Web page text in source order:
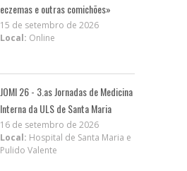
eczemas e outras comichões»
15 de setembro de 2026
Local: Online
JOMI 26 - 3.as Jornadas de Medicina
Interna da ULS de Santa Maria
16 de setembro de 2026
Local: Hospital de Santa Maria e
Pulido Valente